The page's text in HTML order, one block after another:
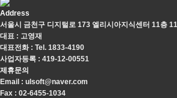
Address
서울시 금천구 디지털로 173 엘리시아지식센터 11층
대표 : 고영재
대표전화 : Tel. 1833-4190
사업자등록 : 419-12-00551
제휴문의
Email : ulsoft@naver.com
Fax : 02-6455-1034